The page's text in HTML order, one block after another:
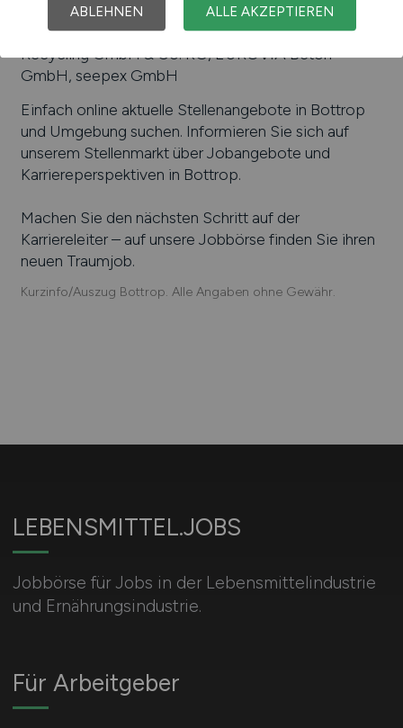
Jobangebote bieten
MC Bauchemie Müller GmbH
& Co. KG, alpincenter.com GmbH & Co. KG, TSR
Recycling GmbH & Co. KG, EUROVIA Beton
GmbH, seepex GmbH
Einfach online aktuelle Stellenangebote in Bottrop
und Umgebung suchen. Informieren Sie sich auf
unserem Stellenmarkt über Jobangebote und
Karriereperspektiven in Bottrop.
Machen Sie den nächsten Schritt auf der
Karriereleiter – auf unsere Jobbörse finden Sie ihren
neuen Traumjob.
Kurzinfo/Auszug Bottrop. Alle Angaben ohne Gewähr.
LEBENSMITTEL.JOBS
Jobbörse für Jobs in der Lebensmittelindustrie
und Ernährungsindustrie.
Für Arbeitgeber
ABLEHNEN ALLE AKZEPTIEREN